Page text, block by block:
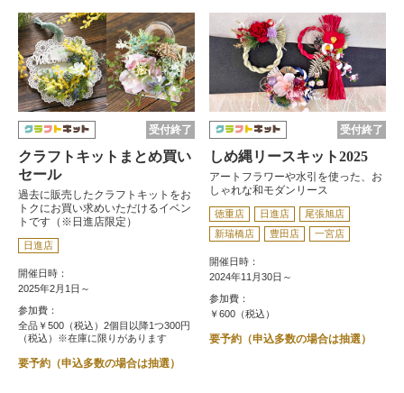
受付終了
クラフトキットまとめ買い
セール
過去に販売したクラフトキットをお
トクにお買い求めいただけるイベン
トです（※日進店限定）
日進店
開催日時：
2025年2月1日～
参加費：
全品￥500（税込）2個目以降1つ300円
（税込）※在庫に限りがあります
要予約（申込多数の場合は抽選）
受付終了
しめ縄リースキット2025
アートフラワーや水引を使った、お
しゃれな和モダンリース
徳重店 日進店
尾張旭店
新瑞橋店
豊田店 一宮店
開催日時：
2024年11月30日～
参加費：
￥600（税込）
要予約（申込多数の場合は抽選）